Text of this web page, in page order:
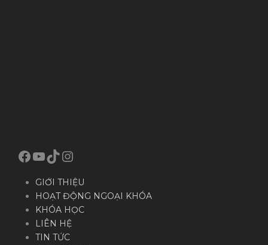
Facebook YouTube TikTok Instagram
GIỚI THIỆU
HOẠT ĐỘNG NGOẠI KHÓA
KHÓA HỌC
LIÊN HỆ
TIN TỨC